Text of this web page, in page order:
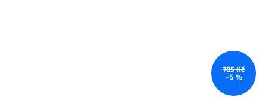
785 Kč
–5 %